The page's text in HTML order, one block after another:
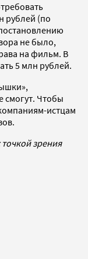
рублей (по
не было,
на фильм. В
5 млн рублей.
смогут. Чтобы
истцам
зрения